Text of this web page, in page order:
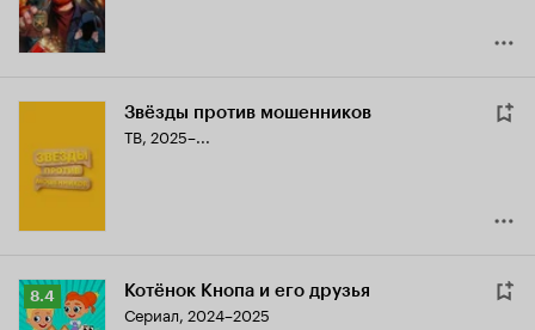
Звёзды против мошенников
ТВ, 2025–...
Рейтинг
Кинопоиска
8.4 Котёнок Кнопа и его друзья
Сериал, 2024–2025